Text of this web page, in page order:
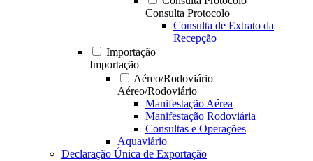
Consulta Protocolo
Consulta de Extrato da
Recepção
Importação
Importação
Aéreo/Rodoviário
Aéreo/Rodoviário
Manifestação Aérea
Manifestação Rodoviária
Consultas e Operações
Aquaviário
Declaração Única de Exportação